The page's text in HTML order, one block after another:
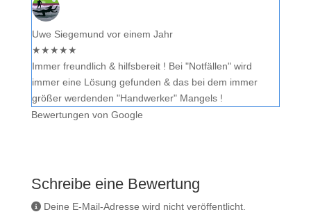
Uwe Siegemund vor einem Jahr
★★★★★
Immer freundlich & hilfsbereit ! Bei "Notfällen" wird
immer eine Lösung gefunden & das bei dem immer
größer werdenden "Handwerker" Mangels !
Bewertungen von Google
Schreibe eine Bewertung
Deine E-Mail-Adresse wird nicht veröffentlicht.